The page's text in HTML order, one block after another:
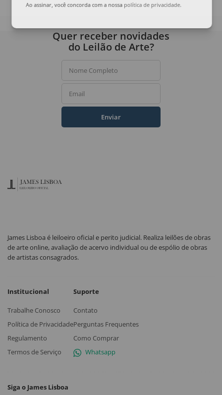
Ao assinar, você concorda com a nossa política de privacidade
Quer receber novidades
do Leilão de Arte?
Nome Completo
Email
Enviar
James Lisboa é leiloeiro oficial e perito judicial. Realiza leilões de obras
de arte online, avaliação de acervo individual ou de espólio de obras
de artistas consagrados.
Institucional
Trabalhe Conosco
Política de Privacidade
Regulamento
Termos de Serviço
Suporte
Contato
Perguntas Frequentes
Como Comprar
Whatsapp
Siga o James Lisboa